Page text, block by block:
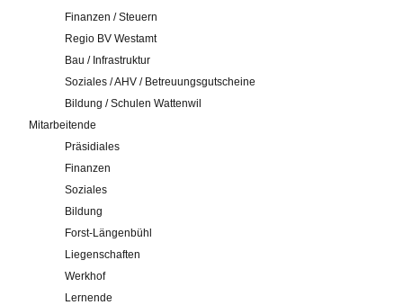
Finanzen / Steuern
Regio BV Westamt
Bau / Infrastruktur
Soziales / AHV / Betreuungsgutscheine
Bildung / Schulen Wattenwil
Mitarbeitende
Präsidiales
Finanzen
Soziales
Bildung
Forst-Längenbühl
Liegenschaften
Werkhof
Lernende